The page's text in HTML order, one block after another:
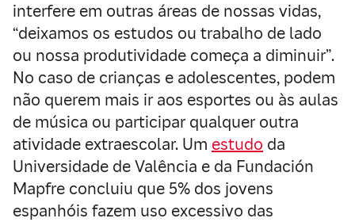
interfere em outras áreas de nossas vidas,
“deixamos os estudos ou trabalho de lado
ou nossa produtividade começa a diminuir”.
No caso de crianças e adolescentes, podem
não querem mais ir aos esportes ou às aulas
de música ou participar qualquer outra
atividade extraescolar. Um estudo da
Universidade de Valência e da Fundación
Mapfre concluiu que 5% dos jovens
espanhóis fazem uso excessivo das